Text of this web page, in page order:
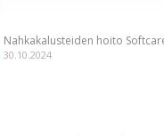
Nahkakalusteiden hoito
30.10.2024